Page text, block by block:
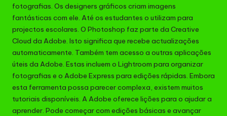
fotografias. Os designers gráficos criam imagens
fantásticas com ele. Até os estudantes o utilizam para
projectos escolares. O Photoshop faz parte da Creative
Cloud da Adobe. Isto significa que recebe actualizações
automaticamente. Também tem acesso a outras aplicações
úteis da Adobe. Estas incluem o Lightroom para organizar
fotografias e o Adobe Express para edições rápidas. Embora
esta ferramenta possa parecer complexa, existem muitos
tutoriais disponíveis. A Adobe oferece lições para o ajudar a
aprender. Pode começar com edições básicas e avançar